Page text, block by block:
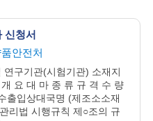
신청서
안전처
구기관(시험기관) 소재지
요 대 마 종 류 규 격 수 량
출입상대국명 (제조소소재
관리법 시행규칙 제○조의 규